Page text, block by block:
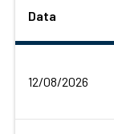
Data
12/08/2026